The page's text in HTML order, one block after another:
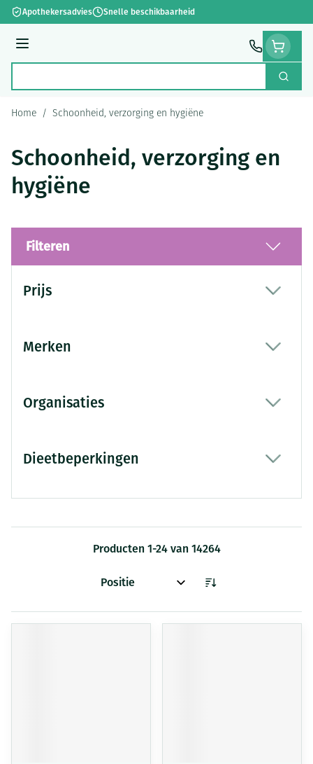
Ga naar de inhoud
Apothekersadvies Snelle beschikbaarheid
Menu
Zoek
Home / Schoonheid, verzorging en hygiëne
Schoonheid, verzorging en
hygiëne
Filteren
Prijs
Merken
Organisaties
Dieetbeperkingen
Producten 1-24van 14264
Sorteer op: